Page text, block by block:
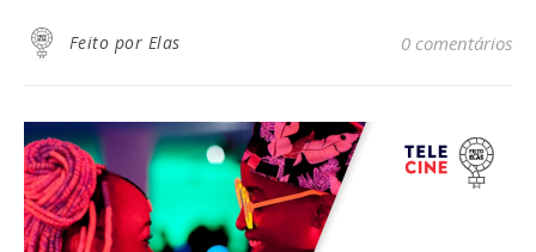
Feito por Elas 0 comentários